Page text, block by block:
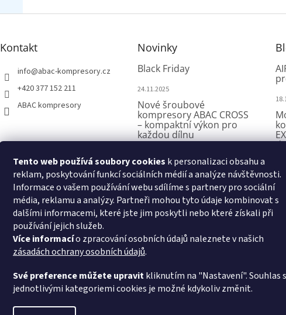
Tento web používá soubory cookies k personalizaci obsahu a
reklam, poskytování funkcí sociálních médií a analýze návštěvnosti.
Informace o vašem používání webu sdílíme s partnery pro sociální
média, reklamu a analýzy. Partneři mohou tyto údaje kombinovat s
dalšími informacemi, které jste jim poskytli nebo které získali při
používání jejich služeb.
Více informacío zpracování osobních údajů naleznete v našich
zásadách ochrany osobních údajů.
Své preference můžete upravitkliknutím na "Nastavení". Souhlas s
jednotlivými kategoriemi cookies je možné kdykoliv změnit.
Kontakt
info@abac-kompresory.cz
+420 377 152 211
ABAC kompresory
Novinky
Black Friday
24.11.2025
Nové šroubové
kompresory ABAC CROSS
– kompaktní výkon pro
každou dílnu
A29BE a A39BE – špičkové
kompresory ABAC Export
31.7.2025
VSK Profi, s.r.o.